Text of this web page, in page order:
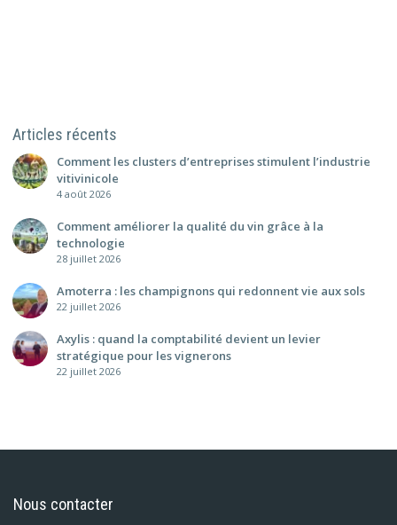
Articles récents
Comment les clusters d’entreprises stimulent l’industrie
vitivinicole
4 août 2026
Comment améliorer la qualité du vin grâce à la
technologie
28 juillet 2026
Amoterra : les champignons qui redonnent vie aux sols
22 juillet 2026
Axylis : quand la comptabilité devient un levier
stratégique pour les vignerons
22 juillet 2026
Nous contacter